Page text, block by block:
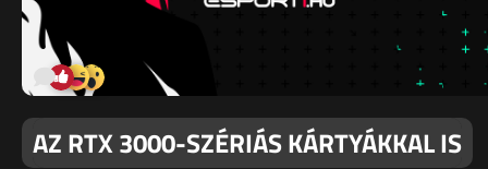
AZ RTX 3000-SZÉRIÁS KÁRTYÁKKAL IS